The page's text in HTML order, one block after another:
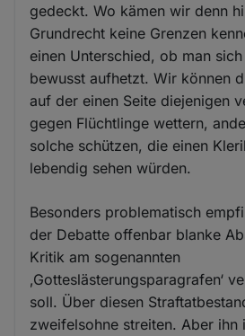
gedeckt. Wo kämen wir denn
Grundrecht keine Grenzen
einen Unterschied, ob man
bewusst aufhetzt. Wir können
auf der einen Seite diejenigen
gegen Flüchtlinge wettern,
solche schützen, die einen
lebendig sehen würden.
Besonders problematisch
der Debatte offenbar blanke
Kritik am sogenannten
‚Gotteslästerungsparagrafen‘
soll. Über diesen
zweifelsohne streiten. Aber ihn